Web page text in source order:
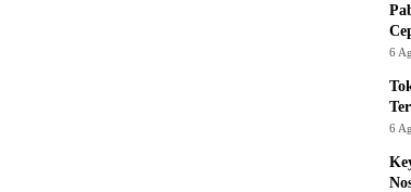
6
6